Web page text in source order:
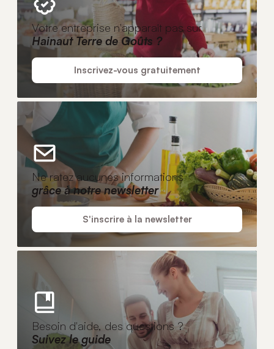
Votre entreprise n'apparaît pas sur
Hainaut Terre de Goûts ?
Inscrivez-vous gratuitement
Ne ratez aucunes informations
grâce à notre newsletter
S'inscrire à la newsletter
Besoin d'aide, des questions ?
Suivez le guide